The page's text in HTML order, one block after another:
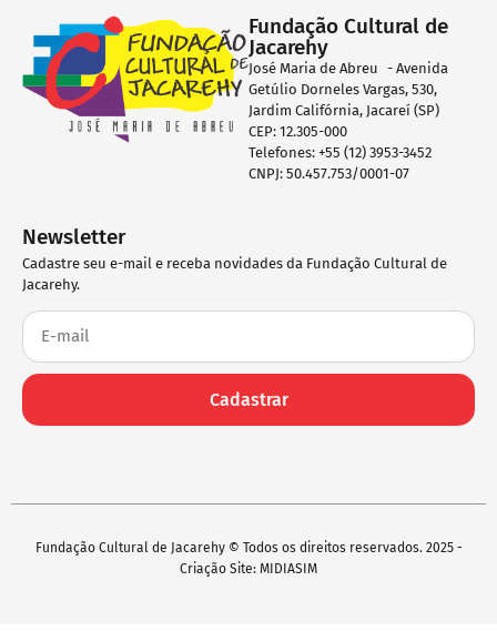
Fundação Cultural de
Jacarehy
José Maria de Abreu - Avenida
Getúlio Dorneles Vargas, 530,
Jardim Califórnia, Jacareí (SP)
CEP: 12.305-000
Telefones: +55 (12) 3953-3452
CNPJ: 50.457.753/0001-07
Newsletter
Cadastre seu e-mail e receba novidades da Fundação Cultural de
Jacarehy.
Cadastrar
Fundação Cultural de Jacarehy © Todos os direitos reservados. 2025 -
Criação Site: MIDIASIM